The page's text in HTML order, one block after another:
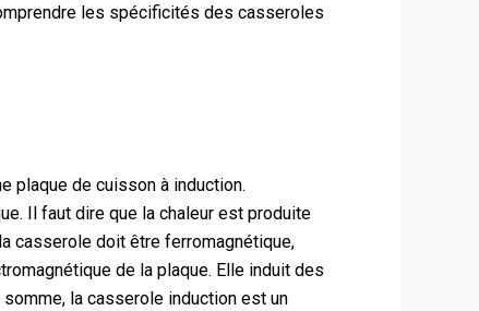
les spécificités des casseroles
plaque de cuisson à induction.
Il faut dire que la chaleur est produite
casserole doit être ferromagnétique,
de la plaque. Elle induit des
somme, la casserole induction est un